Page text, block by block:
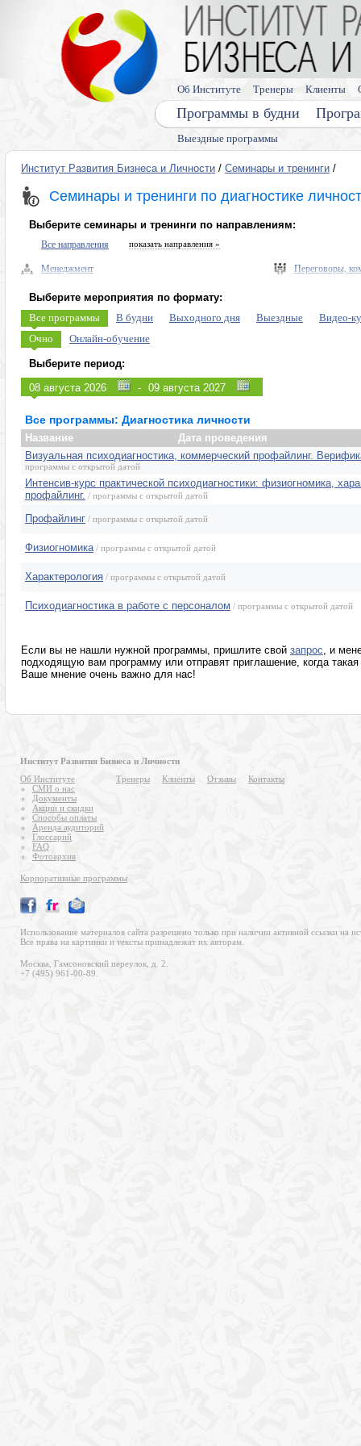
Выездные программы
Программы в будни
Об Институте Тренеры Клиенты
Институт Развития Бизнеса и Личности / Семинары и тренинги /
Семинары и тренинги по диагностике
Выберите семинары и тренинги по направлениям:
Все направления показать направления »
Менеджмент
Безопасность бизнеса, риски
Экономика, право
Налоговое планирование
Управление персоналом (HR)
Продажи, клиенты, сервис
Секретариат, делопроизводство, этикет
Переговоры,
Программы
Выберите мероприятия по формату:
Все программы
В будни Выходного дня Выездные
Видео-
Очно
Онлайн-обучение
Выберите период:
-
Все программы: Диагностика личности
Название
Дата проведения
Визуальная психодиагностика, коммерческий профайлинг.
программы с открытой датой
Интенсив-курс практической психодиагностики: физиогномика,
профайлинг. / программы с открытой датой
Профайлинг / программы с открытой датой
Физиогномика / программы с открытой датой
Характерология / программы с открытой датой
Психодиагностика в работе с персоналом / программы с открытой датой
Если вы не нашли нужной программы, пришлите свой запрос, и
подходящую вам программу или отправят приглашение, когда
Ваше мнение очень важно для нас!
Институт Развития Бизнеса и Личности
Об Институте
СМИ о нас
Документы
Акции и скидки
Способы оплаты
Аренда аудиторий
Глоссарий
FAQ
Фотоархив
Тренеры Клиенты Отзывы Контакты
Корпоративные программы
Использование материалов сайта разрешено только при наличии активной ссылки на
Все права на картинки и тексты принадлежат их авторам.
Москва, Гамсоновский переулок, д. 2.
+7 (495) 961-00-89.